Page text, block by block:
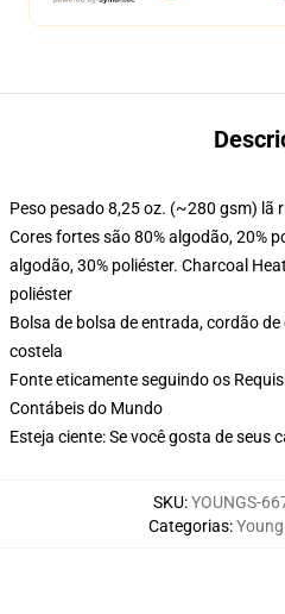
Peso pesado 8,25 oz. (~280 gsm) lã
Cores fortes são 80% algodão, 20%
algodão, 30% poliéster. Charcoal
poliéster
Bolsa de bolsa de entrada, cordão
costela
Fonte eticamente seguindo os
Contábeis do Mundo
Esteja ciente: Se você gosta de seus
SKU:YOUNGS-
Categorias: